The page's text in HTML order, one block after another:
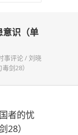
意识（单
事评论/刘晓
剑28）
者的忧
28）